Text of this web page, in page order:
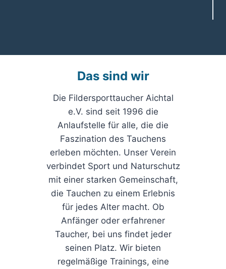
Das sind wir
Die Fildersporttaucher Aichtal
e.V. sind seit 1996 die
Anlaufstelle für alle, die die
Faszination des Tauchens
erleben möchten. Unser Verein
verbindet Sport und Naturschutz
mit einer starken Gemeinschaft,
die Tauchen zu einem Erlebnis
für jedes Alter macht. Ob
Anfänger oder erfahrener
Taucher, bei uns findet jeder
seinen Platz. Wir bieten
regelmäßige Trainings, eine